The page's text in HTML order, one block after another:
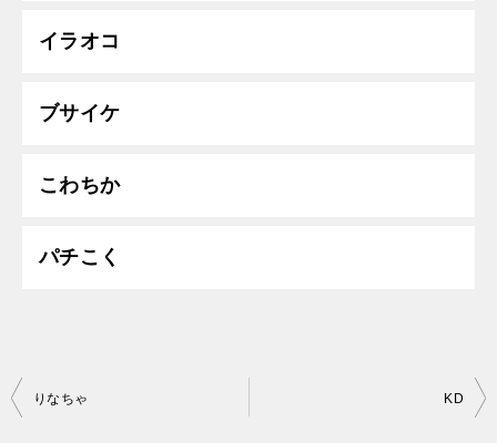
イラオコ
ブサイケ
こわちか
パチこく
投
りなちゃ KD